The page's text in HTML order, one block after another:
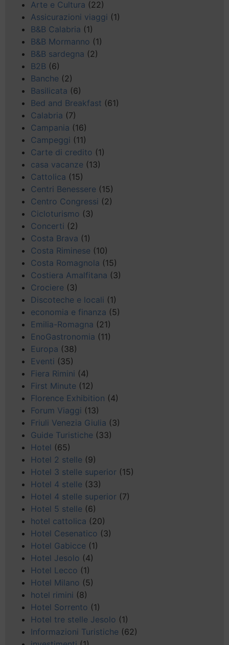
Arte e Cultura (22)
Assicurazioni viaggi (1)
B&B Calabria (1)
B&B Mormanno (1)
B&B sardegna (2)
B2B (6)
Banche (2)
Basilicata (6)
Bed and Breakfast (61)
Calabria (7)
Campania (16)
Campeggi (11)
Carte di credito (1)
casa vacanze (13)
Cattolica (15)
Centri Benessere (15)
Centro Congressi (2)
Cicloturismo (3)
Concerti (2)
Costa Brava (1)
Costa Riminese (10)
Costa Romagnola (15)
Costiera Amalfitana (3)
Crociere (3)
Discoteche e locali (1)
economia e finanza (5)
Emilia-Romagna (21)
EnoGastronomia (11)
Europa (38)
Eventi (35)
Fiera Rimini (4)
First Minute (12)
Florence Exhibition (4)
Forum Viaggi (13)
Friuli Venezia Giulia (3)
Guide Turistiche (33)
Hotel (65)
Hotel 2 stelle (9)
Hotel 3 stelle superior (15)
Hotel 4 stelle (33)
Hotel 4 stelle superior (7)
Hotel 5 stelle (6)
hotel cattolica (20)
Hotel Cesenatico (3)
Hotel Gabicce (1)
Hotel Jesolo (4)
Hotel Lecco (1)
Hotel Milano (5)
hotel rimini (8)
Hotel Sorrento (1)
Hotel tre stelle Jesolo (1)
Informazioni Turistiche (62)